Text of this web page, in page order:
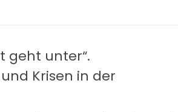
geht unter“.
Krisen in der